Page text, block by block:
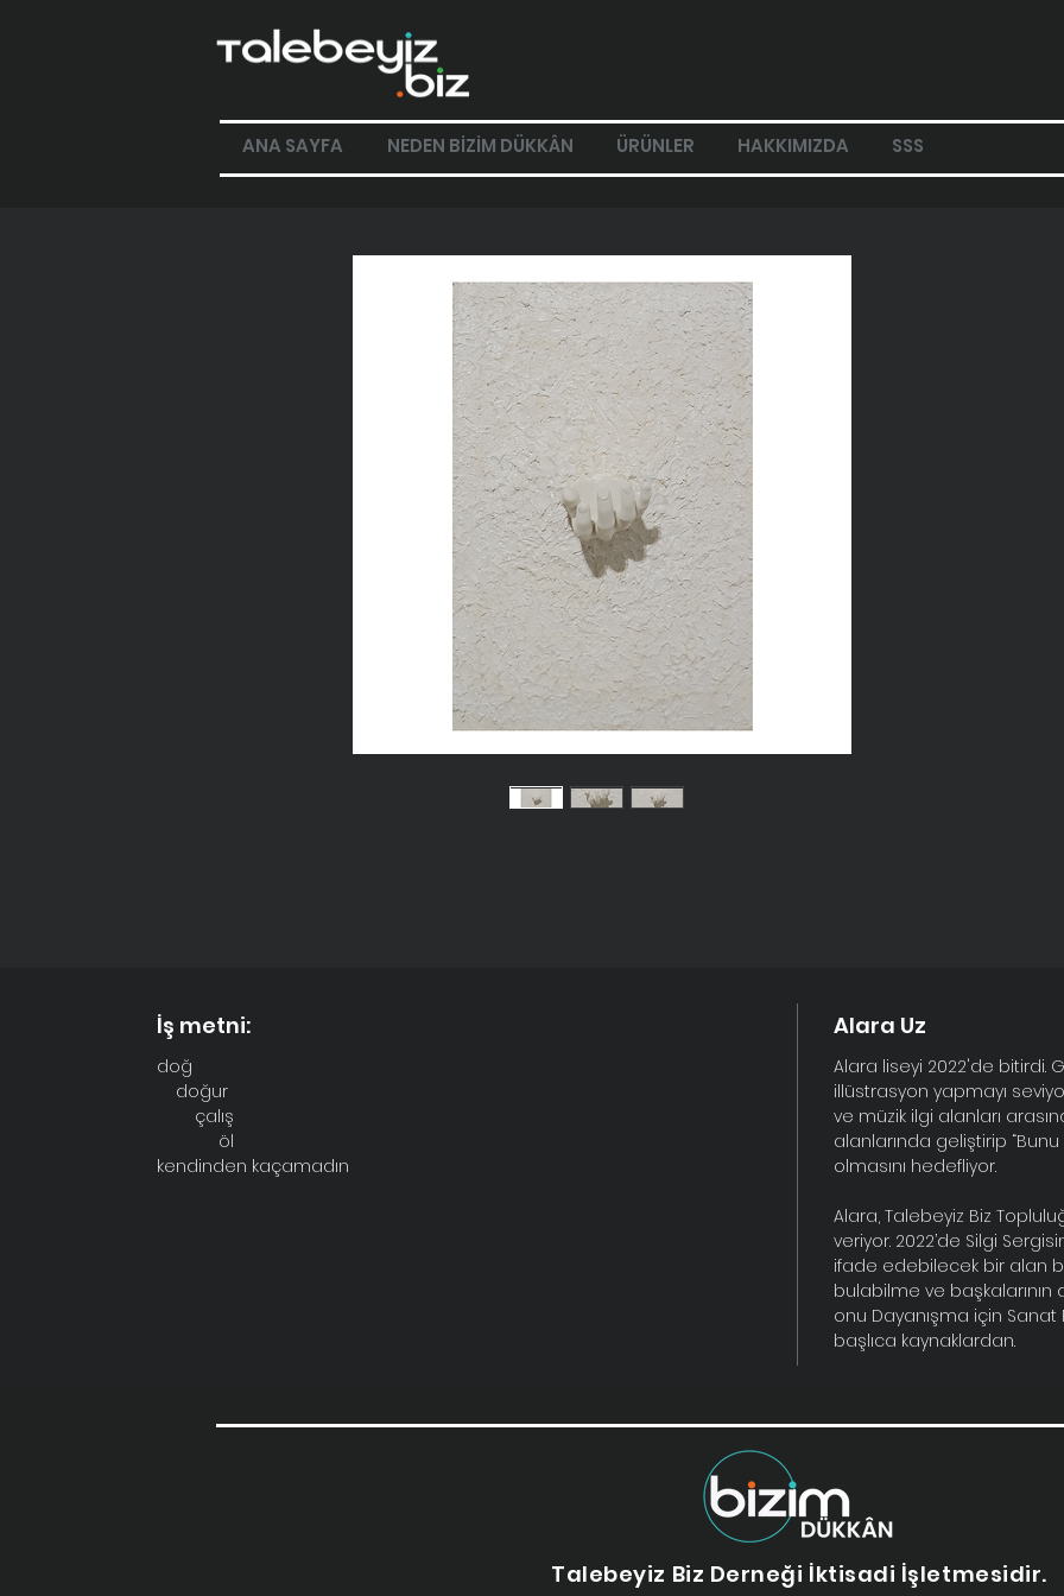
ANA SAYFA NEDEN BİZİM DÜKKÂN ÜRÜNLER HAKKIMIZDA SSS
İş metni:
doğ
doğur
çalış
öl
kendinden kaçamadın
Alara Uz
Alara liseyi 2022'de bitirdi.
illüstrasyon yapmayı
ve müzik ilgi alanları
alanlarında geliştirip
olmasını hedefliyor.
Alara, Talebeyiz Biz
veriyor. 2022’de Silgi
ifade edebilecek bir alan
bulabilme ve başkalarının
onu Dayanışma için
başlıca kaynaklardan.
eğitim
Talebeyiz Biz Derneği İktisadi İşletmesidir.